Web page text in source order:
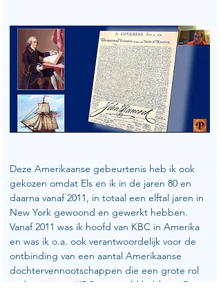
Deze Amerikaanse gebeurtenis heb ik ook
gekozen omdat Els en ik in de jaren 80 en
daarna vanaf 2011, in totaal een elftal jaren in
New York gewoond en gewerkt hebben.
Vanaf 2011 was ik hoofd van KBC in Amerika
en was ik o.a. ook verantwoordelijk voor de
ontbinding van een aantal Amerikaanse
dochtervennootschappen die een grote rol
in de crisis van KBC gespeeld hebben. Op